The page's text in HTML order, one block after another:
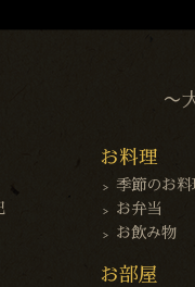
〜
お料理
季節のお料
お弁当
お飲み物
お部屋